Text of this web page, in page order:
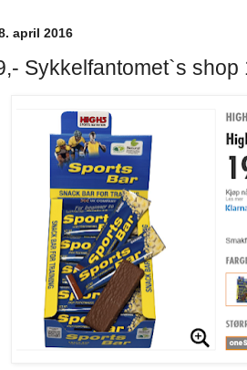
april 2016
Sykkelfantomet`s shop